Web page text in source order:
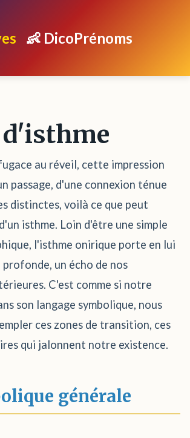
👶 DicoPrénoms
d'isthme
au réveil, cette impression
passage, d'une connexion ténue
distinctes, voilà ce que peut
isthme. Loin d'être une simple
l'isthme onirique porte en lui
profonde, un écho de nos
C'est comme si notre
son langage symbolique, nous
ces zones de transition, ces
qui jalonnent notre existence.
générale